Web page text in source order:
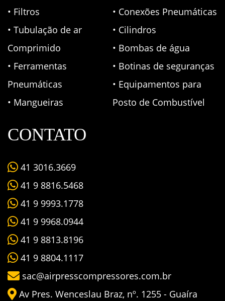
• Filtros
• Tubulação de ar
Comprimido
• Ferramentas
Pneumáticas
• Mangueiras
• Conexões Pneumáticas
• Cilindros
• Bombas de água
• Botinas de seguranças
• Equipamentos para
Posto de Combustível
CONTATO
41 3016.3669
41 9 8816.5468
41 9 9993.1778
41 9 9968.0944
41 9 8813.8196
41 9 8804.1117
sac@airpresscompressores.com.br
Av Pres. Wenceslau Braz, nº. 1255 - Guaíra